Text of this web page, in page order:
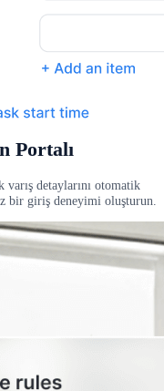
Portalı
detaylarını otomatik
bir giriş deneyimi oluşturun.